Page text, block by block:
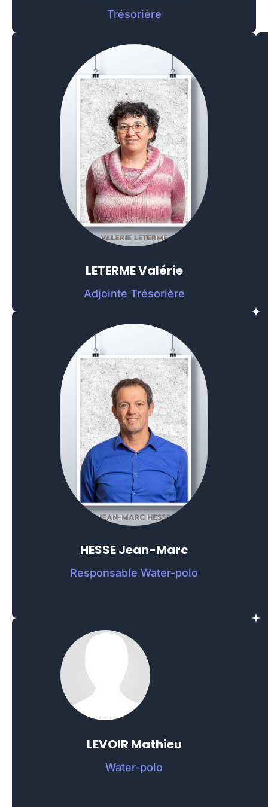
Trésorière
LETERME Valérie
Adjointe Trésorière
Marie
Responsable
HESSE Jean-Marc
Responsable Water-polo
LEVOIR Mathieu
Water-polo